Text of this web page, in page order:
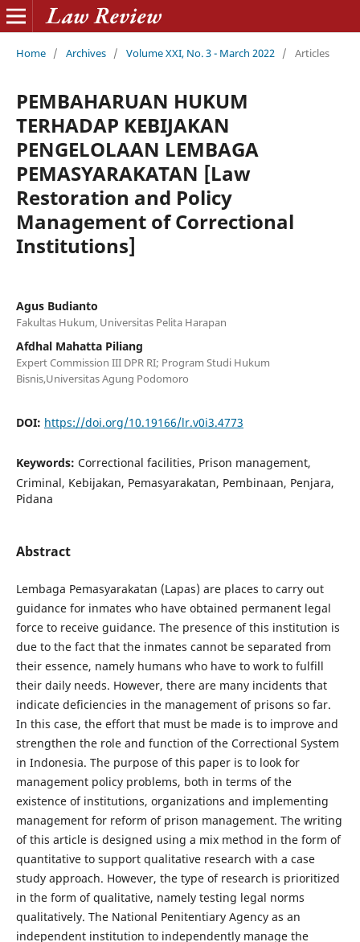
Home / Archives / Volume XXI, No. 3 - March 2022 / Articles
PEMBAHARUAN HUKUM
TERHADAP KEBIJAKAN
PENGELOLAAN LEMBAGA
PEMASYARAKATAN [Law
Restoration and Policy
Management of Correctional
Institutions]
Agus Budianto
Fakultas Hukum, Universitas Pelita Harapan
Afdhal Mahatta Piliang
Expert Commission III DPR RI; Program Studi Hukum
Bisnis,Universitas Agung Podomoro
DOI: https://doi.org/10.19166/lr.v0i3.4773
Keywords: Correctional facilities, Prison management,
Criminal, Kebijakan, Pemasyarakatan, Pembinaan, Penjara,
Pidana
Abstract
Lembaga Pemasyarakatan (Lapas) are places to carry out
guidance for inmates who have obtained permanent legal
force to receive guidance. The presence of this institution is
due to the fact that the inmates cannot be separated from
their essence, namely humans who have to work to fulfill
their daily needs. However, there are many incidents that
indicate deficiencies in the management of prisons so far.
In this case, the effort that must be made is to improve and
strengthen the role and function of the Correctional System
in Indonesia. The purpose of this paper is to look for
management policy problems, both in terms of the
existence of institutions, organizations and implementing
management for reform of prison management. The writing
of this article is designed using a mix method in the form of
quantitative to support qualitative research with a case
study approach. However, the type of research is prioritized
in the form of qualitative, namely testing legal norms
qualitatively. The National Penitentiary Agency as an
independent institution to independently manage the